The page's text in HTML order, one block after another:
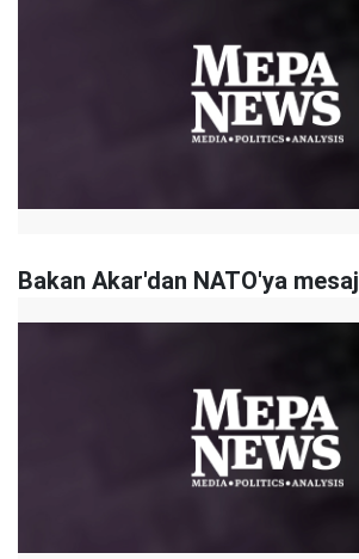
Bakan Akar'dan NATO'ya mesaj